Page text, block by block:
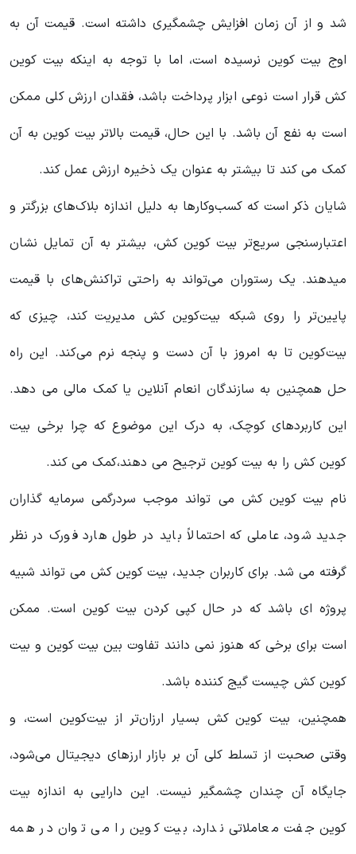
شد و از آن زمان افزایش چشمگیری داشته است. قیمت آن به
اوج بیت کوین نرسیده است، اما با توجه به اینکه بیت کوین
کش قرار است نوعی ابزار پرداخت باشد، فقدان ارزش کلی ممکن
است به نفع آن باشد. با این حال، قیمت بالاتر بیت کوین به آن
کمک می کند تا بیشتر به عنوان یک ذخیره ارزش عمل کند.
شایان ذکر است که کسب‌وکارها به دلیل اندازه بلاک‌های بزرگتر و
اعتبارسنجی سریع‌تر بیت کوین کش، بیشتر به آن تمایل نشان
میدهند. یک رستوران می‌تواند به راحتی تراکنش‌های با قیمت
پایین‌تر را روی شبکه بیت‌کوین کش مدیریت کند، چیزی که
بیت‌کوین تا به امروز با آن دست و پنجه نرم می‌کند. این راه
حل همچنین به سازندگان انعام آنلاین یا کمک مالی می دهد.
این کاربردهای کوچک، به درک این موضوع که چرا برخی بیت
کوین کش را به بیت کوین ترجیح می دهند،کمک می کند.
نام بیت کوین کش می تواند موجب سردرگمی سرمایه گذاران
جدید شود، عاملی که احتمالاً باید در طول هارد فورک در نظر
گرفته می شد. برای کاربران جدید، بیت کوین کش می تواند شبیه
پروژه ای باشد که در حال کپی کردن بیت کوین است. ممکن
است برای برخی که هنوز نمی دانند تفاوت بین بیت کوین و بیت
کوین کش چیست گیج کننده باشد.
همچنین، بیت کوین کش بسیار ارزان‌تر از بیت‌کوین است، و
وقتی صحبت از تسلط کلی آن بر بازار ارزهای دیجیتال می‌شود،
جایگاه آن چندان چشمگیر نیست. این دارایی به اندازه بیت
کوین جفت معاملاتی ندارد، بیت کوین را می توان در همه